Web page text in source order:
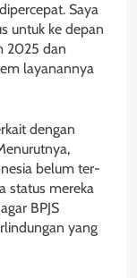
Saya
untuk ke depan
2025 dan
layanannya
dengan
belum ter-
status mereka
BPJS
yang